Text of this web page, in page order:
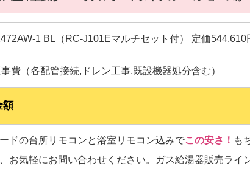
1 BL（RC-J101Eマルチセット付） 定価544,610
費（各配管接続,ドレン工事,既設機器処分含む）
額
ドの台所リモコンと浴室リモコン込みでこの安さ！ も
お気軽にお問い合わせください。
ガス給湯器販売ライ